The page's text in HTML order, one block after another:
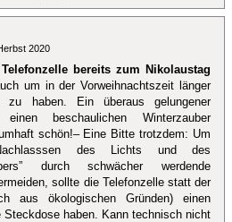
2020
bereits zum Nikolaustag
um in der Vorweihnachtszeit länger
zu haben. Ein überaus gelungener
beschaulichen Winterzauber
schön!– Eine Bitte trotzdem: Um
des Lichts und des
durch schwächer werdende
sollte die Telefonzelle statt der
aus ökologischen Gründen) einen
Steckdose haben. Kann technisch nicht